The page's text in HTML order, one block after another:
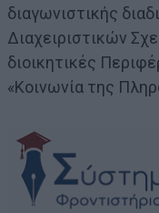
διαγωνιστικής
Διαχειριστικών
διοικητικές
«Κοινωνία της